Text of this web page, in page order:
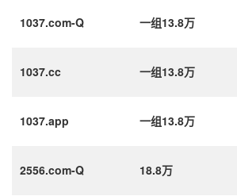
1037.com-Q 一组13.8万
1037.cc 一组13.8万
1037.app 一组13.8万
2556.com-Q 18.8万